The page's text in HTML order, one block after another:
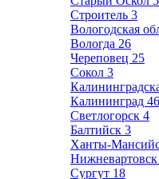
Строитель 3
Вологодская
Вологда 26
Череповец 25
Сокол 3
Калининград 46
Светлогорск 4
Балтийск 3
Ханты-
Нижневартовск
Сургут 18